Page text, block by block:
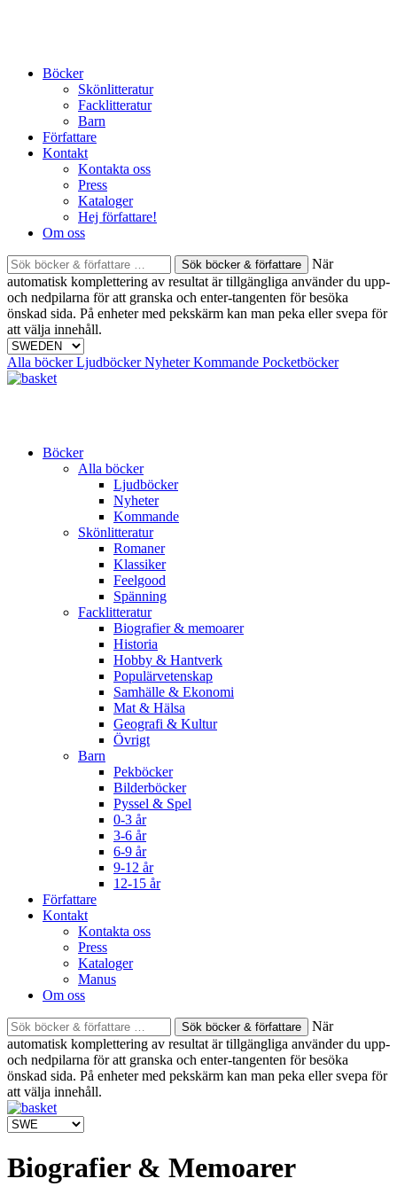
Böcker
Skönlitteratur
Facklitteratur
Barn
Författare
Kontakt
Kontakta oss
Press
Kataloger
Hej författare!
Om oss
Sök
böcker
&
författare
efter:
När
automatisk komplettering av resultat är tillgängliga använder du upp-
och nedpilarna för att granska och enter-tangenten för besöka
önskad sida. På enheter med pekskärm kan man peka eller svepa för
att välja innehåll.
Alla böckerLjudböckerNyheterKommande Pocketböcker
Böcker
Alla böcker
Ljudböcker
Nyheter
Kommande
Skönlitteratur
Romaner
Klassiker
Feelgood
Spänning
Facklitteratur
Biografier & memoarer
Historia
Hobby & Hantverk
Populärvetenskap
Samhälle & Ekonomi
Mat & Hälsa
Geografi & Kultur
Övrigt
Barn
Pekböcker
Bilderböcker
Pyssel & Spel
0-3 år
3-6 år
6-9 år
9-12 år
12-15 år
Författare
Kontakt
Kontakta oss
Press
Kataloger
Manus
Om oss
Sök
böcker
&
författare
efter:
När
automatisk komplettering av resultat är tillgängliga använder du upp-
och nedpilarna för att granska och enter-tangenten för besöka
önskad sida. På enheter med pekskärm kan man peka eller svepa för
att välja innehåll.
Biografier & Memoarer